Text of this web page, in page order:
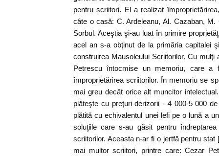
pentru scriitori. El a realizat
câte o casă: C. Ardeleanu, Al. Cazaban,
Sorbul. Aceştia şi-au luat în primire
acel an s-a obţinut de la primăria capitalei
construirea Mausoleului Scriitorilor. Cu
Petrescu întocmise un memoriu, care a
împroprietărirea scriitorilor. În memoriu se
mai greu decât orice alt muncitor
plăteşte cu preţuri derizorii - 4 000-5 000
plătită cu echivalentul unei lefi pe o lună a
soluţiile care s-au găsit pentru
scriitorilor. Aceasta n-ar fi o jertfă pentru
mai multor scriitori, printre care: Cezar